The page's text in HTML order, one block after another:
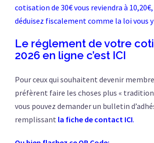
cotisation de 30€ vous reviendra à
déduisez fiscalement comme la loi vous
Le réglement de votre
2026 en ligne c’est ICI
Pour ceux qui souhaitent devenir
préfèrent faire les choses plus «
vous pouvez demander un bulletin
remplissant la fiche de contact ICI.